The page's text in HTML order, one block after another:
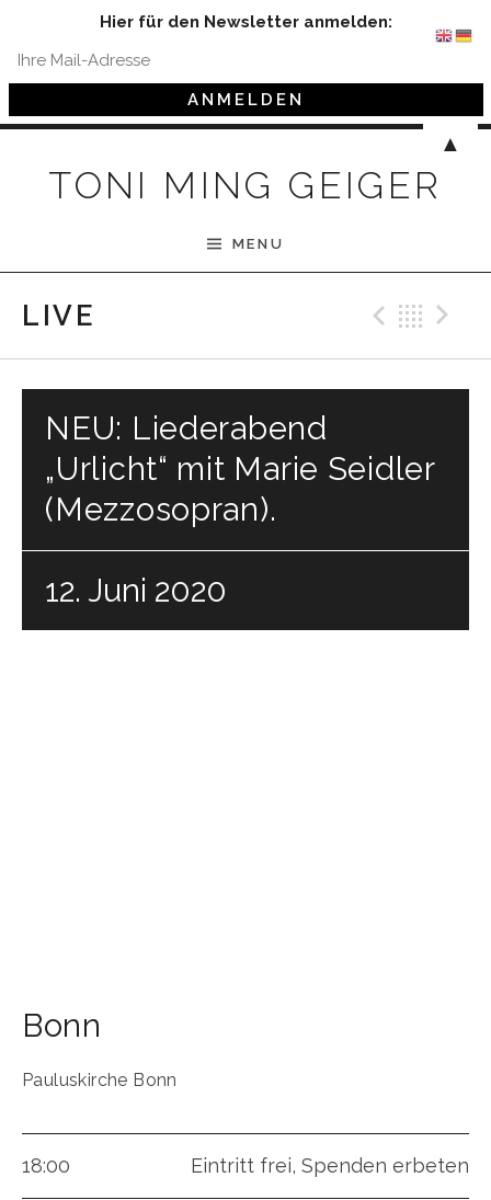
TONI MING GEIGER
MENU
LIVE
NEU: Liederabend
„Urlicht“ mit Marie Seidler
(Mezzosopran).
12. Juni 2020
Bonn
Pauluskirche Bonn
18:00 Eintritt frei, Spenden erbeten
Hier für den Newsletter anmelden:
▲